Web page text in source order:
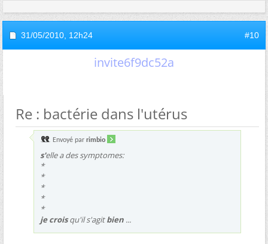
31/05/2010, 12h24 #10
invite6f9dc52a
Re : bactérie dans l'utérus
Envoyé par rimbio
s'elle a des symptomes:
*
*
*
*
*
je croisqu'il s'agitbien ...